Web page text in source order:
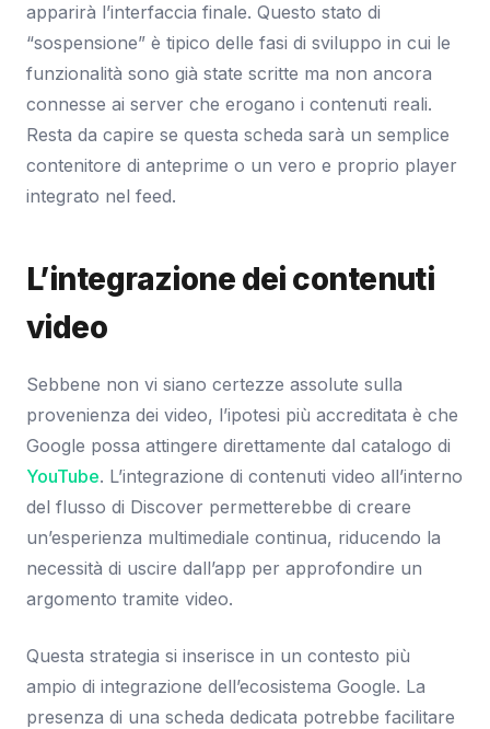
apparirà l’interfaccia finale. Questo stato di
“sospensione” è tipico delle fasi di sviluppo in cui le
funzionalità sono già state scritte ma non ancora
connesse ai server che erogano i contenuti reali.
Resta da capire se questa scheda sarà un semplice
contenitore di anteprime o un vero e proprio player
integrato nel feed.
L’integrazione dei contenuti
video
Sebbene non vi siano certezze assolute sulla
provenienza dei video, l’ipotesi più accreditata è che
Google possa attingere direttamente dal catalogo di
YouTube. L’integrazione di contenuti video all’interno
del flusso di Discover permetterebbe di creare
un’esperienza multimediale continua, riducendo la
necessità di uscire dall’app per approfondire un
argomento tramite video.
Questa strategia si inserisce in un contesto più
ampio di integrazione dell’ecosistema Google. La
presenza di una scheda dedicata potrebbe facilitare